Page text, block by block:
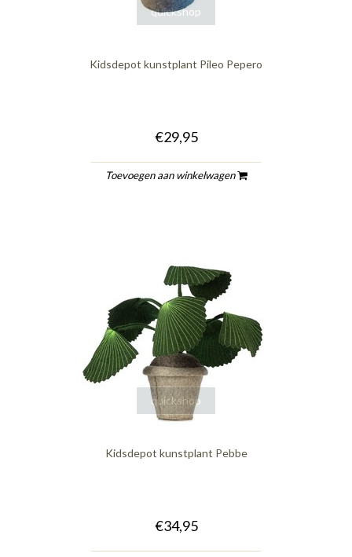
quickshop
Kidsdepot kunstplant Pileo Pepero
€29,95
Toevoegen aan winkelwagen
quickshop
Kidsdepot kunstplant Pebbe
€34,95